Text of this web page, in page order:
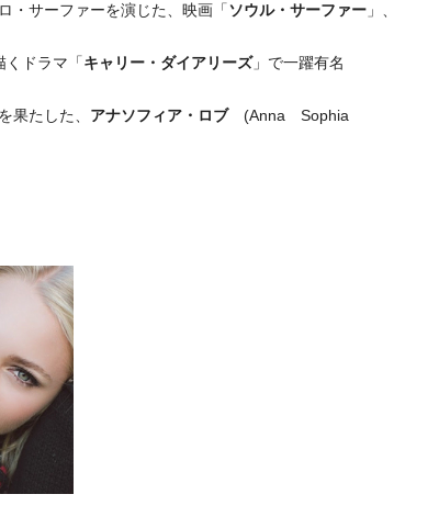
・サーファーを演じた、映画「 ソウル・サーファー」、
くドラマ「キャリー・ダイアリーズ」で一躍有名
果たした、 アナソフィア・ロブ (Anna Sophia